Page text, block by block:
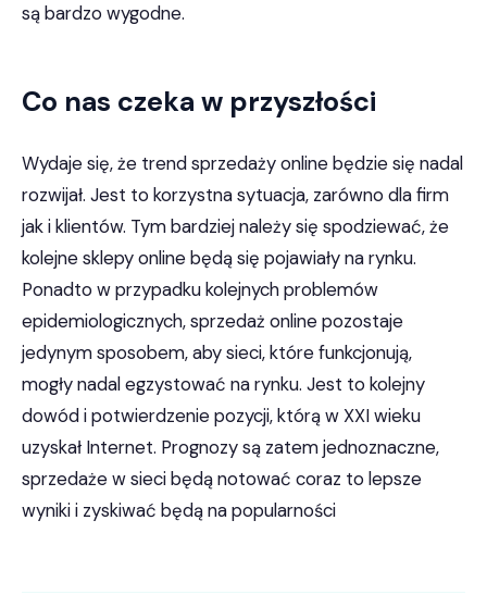
są bardzo wygodne.
Co nas czeka w przyszłości
Wydaje się, że trend sprzedaży online będzie się nadal
rozwijał. Jest to korzystna sytuacja, zarówno dla firm
jak i klientów. Tym bardziej należy się spodziewać, że
kolejne sklepy online będą się pojawiały na rynku.
Ponadto w przypadku kolejnych problemów
epidemiologicznych, sprzedaż online pozostaje
jedynym sposobem, aby sieci, które funkcjonują,
mogły nadal egzystować na rynku. Jest to kolejny
dowód i potwierdzenie pozycji, którą w XXI wieku
uzyskał Internet. Prognozy są zatem jednoznaczne,
sprzedaże w sieci będą notować coraz to lepsze
wyniki i zyskiwać będą na popularności